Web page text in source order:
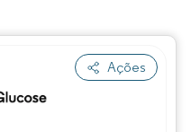
Ações